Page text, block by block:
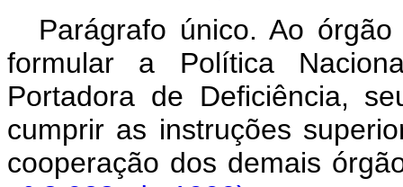
Parágrafo único. Ao
formular a Política
Portadora de Deficiência,
cumprir as instruções
cooperação dos demais